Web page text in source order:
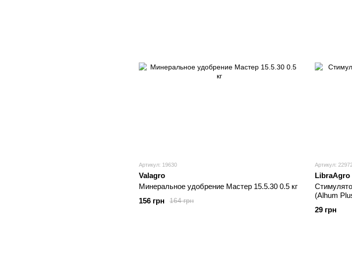
Артикул: 19630
Valagro
Минеральное удобрение Мастер 15.5.30 0.5 кг
164 грн
156 грн
Артикул:
LibraAgro
(Alhum
29 грн